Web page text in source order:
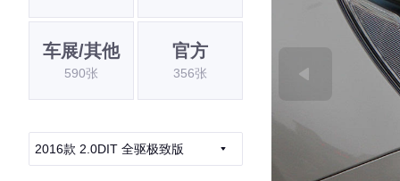
车展/其他
590张
官方
356张
2016款 2.0DIT 全驱极致版